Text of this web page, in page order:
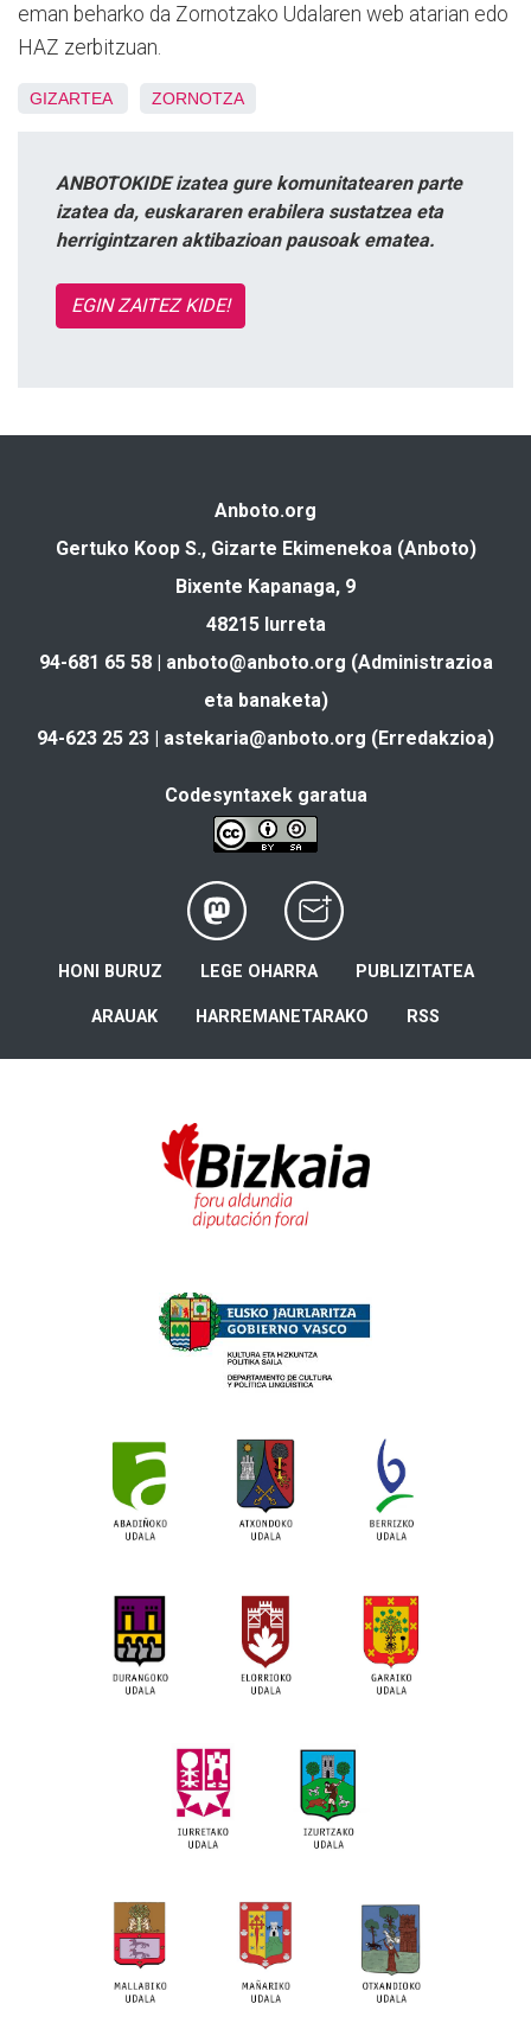
eman beharko da Zornotzako Udalaren web atarian edo
HAZ zerbitzuan.
GIZARTEA ZORNOTZA
ANBOTOKIDE izatea gure komunitatearen parte
izatea da, euskararen erabilera sustatzea eta
herrigintzaren aktibazioan pausoak ematea.
EGIN ZAITEZ KIDE!
Anboto.org
Gertuko Koop S., Gizarte Ekimenekoa (Anboto)
Bixente Kapanaga, 9
48215 Iurreta
94-681 65 58 | anboto@anboto.org (Administrazioa
eta banaketa)
94-623 25 23 | astekaria@anboto.org (Erredakzioa)
Codesyntaxek garatua
HONI BURUZ LEGE OHARRA PUBLIZITATEA
ARAUAK HARREMANETARAKO RSS